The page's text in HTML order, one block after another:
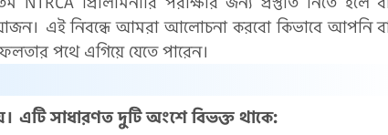
এই নিবন্ধে আমরা আলোচনা করবো কিভাবে আপনি
পথে এগিয়ে যেতে পারেন।
এটি সাধারণত দুটি অংশে বিভক্ত থাকে: